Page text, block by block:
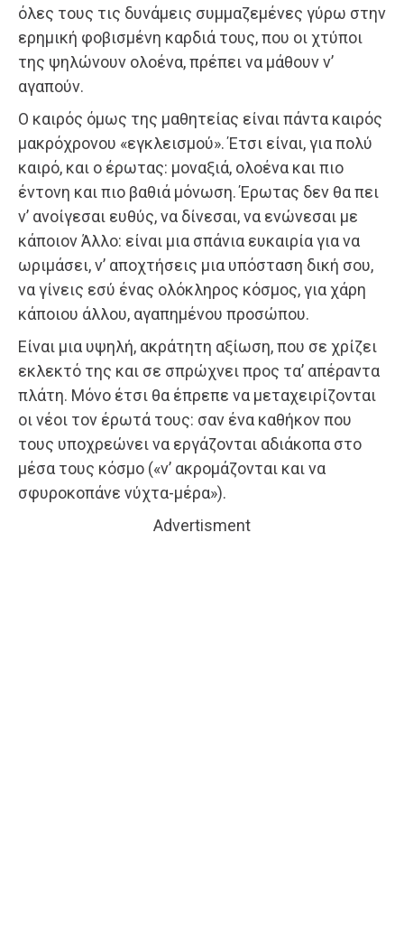
όλες τους τις δυνάμεις συμμαζεμένες γύρω στην
ερημική φοβισμένη καρδιά τους, που οι χτύποι
της ψηλώνουν ολοένα, πρέπει να μάθουν ν’
αγαπούν.
Ο καιρός όμως της μαθητείας είναι πάντα καιρός
μακρόχρονου «εγκλεισμού». Έτσι είναι, για πολύ
καιρό, και ο έρωτας: μοναξιά, ολοένα και πιο
έντονη και πιο βαθιά μόνωση. Έρωτας δεν θα πει
ν’ ανοίγεσαι ευθύς, να δίνεσαι, να ενώνεσαι με
κάποιον Άλλο: είναι μια σπάνια ευκαιρία για να
ωριμάσει, ν’ αποχτήσεις μια υπόσταση δική σου,
να γίνεις εσύ ένας ολόκληρος κόσμος, για χάρη
κάποιου άλλου, αγαπημένου προσώπου.
Είναι μια υψηλή, ακράτητη αξίωση, που σε χρίζει
εκλεκτό της και σε σπρώχνει προς τα’ απέραντα
πλάτη. Μόνο έτσι θα έπρεπε να μεταχειρίζονται
οι νέοι τον έρωτά τους: σαν ένα καθήκον που
τους υποχρεώνει να εργάζονται αδιάκοπα στο
μέσα τους κόσμο («ν’ ακρομάζονται και να
σφυροκοπάνε νύχτα-μέρα»).
Advertisment